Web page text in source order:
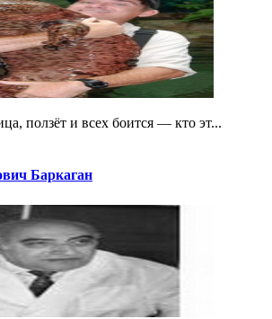
ползёт и всех боится — кто эт...
Баркаган